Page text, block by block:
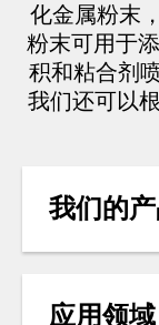
化金属粉末
粉末可用于
积和粘合剂
我们还可以
我们的
应用领域